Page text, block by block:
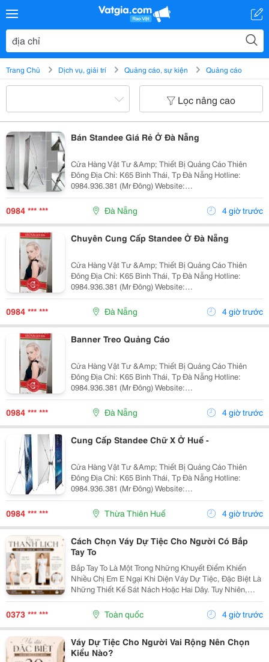
Trang Chủ Dịch vụ, giải trí Quảng cáo, sự kiện Quảng cáo
Lọc nâng cao
Bán Standee Giá Rẻ Ở Đà Nẵng
Cửa Hàng Vật Tư &Amp; Thiết Bị Quảng Cáo Thiên
Đông Địa Chỉ: K65 Bình Thái, Tp Đà Nẵng Hotline:
0984.936.381 (Mr Đông) Website:
Http://Gianhangvn.com/Standeedn Email:
Standeedn@Gmail.com - Cung Cấp Standee Các Loại.
(Standee X Tiêu Chu
0984 *** *** Đà Nẵng 4 giờ trước
Chuyên Cung Cấp Standee Ở Đà Nẵng
Cửa Hàng Vật Tư &Amp; Thiết Bị Quảng Cáo Thiên
Đông Địa Chỉ: K65 Bình Thái, Tp Đà Nẵng Hotline:
0984.936.381 (Mr Đông) Website:
Http://Gianhangvn.com/Standeedn Email:
Standeedn@Gmail.com Standee Chữ X A5 Là Loại
Banner Treo Quảng Cáo Đ
0984 *** *** Đà Nẵng 4 giờ trước
Banner Treo Quảng Cáo
Cửa Hàng Vật Tư &Amp; Thiết Bị Quảng Cáo Thiên
Đông Địa Chỉ: K65 Bình Thái, Tp Đà Nẵng Hotline:
0984.936.381 (Mr Đông) Website:
Http://Gianhangvn.com/Standeedn Email:
Standeedn@Gmail.com Standee Chữ X A5 Là Loại
Banner Treo Quảng Cá
0984 *** *** Đà Nẵng 4 giờ trước
Cung Cấp Standee Chữ X Ở Huế -
Cửa Hàng Vật Tư &Amp; Thiết Bị Quảng Cáo Thiên
Đông Địa Chỉ: K65 Bình Thái, Tp Đà Nẵng Hotline:
0984.936.381 (Mr Đông) Website:
Http://Gianhangvn.com/Standeedn Email:
Standeedn@Gmail.com Facebook:
Https://Www.facebook.com/Standeedn?Fre
0984 *** *** Thừa Thiên Huế 4 giờ trước
Cách Chọn Váy Dự Tiệc Cho Người Có Bắp
Tay To
Bắp Tay To Là Một Trong Những Khuyết Điểm Khiến
Nhiều Chị Em E Ngại Khi Diện Váy Dự Tiệc, Đặc Biệt Là
Những Thiết Kế Sát Nách Hoặc Hai Dây. Tuy Nhiên,
Điều Đó Không Đồng Nghĩa Với Việc Bạn Phải Từ Bỏ
Những Bộ Váy Yêu Thích. Chỉ Cần Lựa Chọn Đúng
0373 *** *** Toàn quốc 4 giờ trước
Váy Dự Tiệc Cho Người Vai Rộng Nên Chọn
Kiểu Nào?